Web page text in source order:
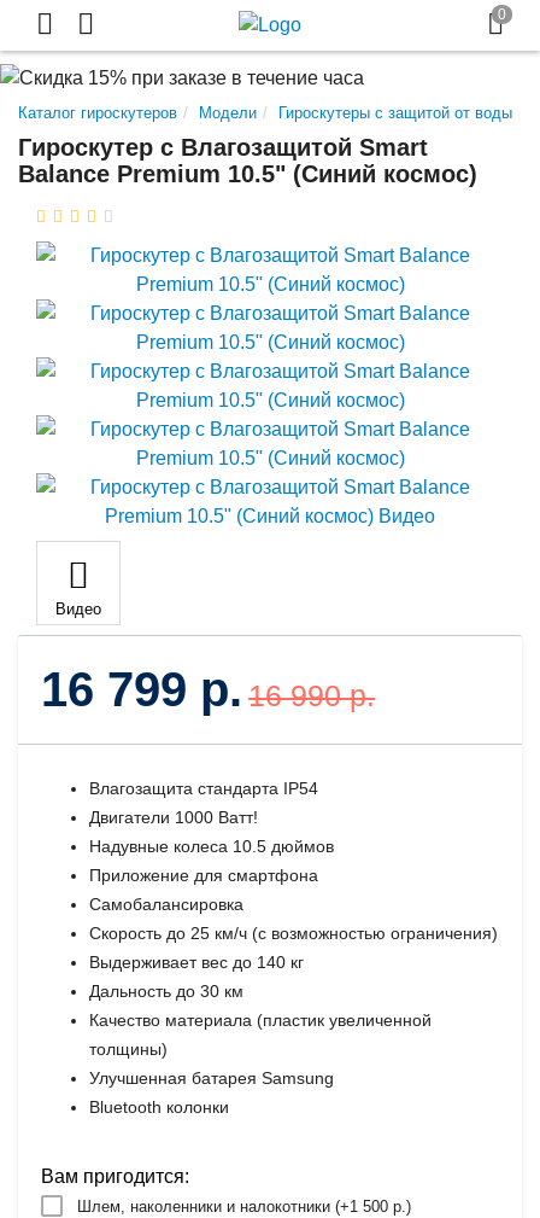
Каталог гироскутеров Модели Гироскутеры с защитой от воды
Гироскутер с Влагозащитой Smart
Balance Premium 10.5" (Синий космос)
Видео
16 799 р. 16 990 р.
Влагозащита стандарта IP54
Двигатели 1000 Ватт!
Надувные колеса 10.5 дюймов
Приложение для смартфона
Самобалансировка
Скорость до 25 км/ч (с возможностью ограничения)
Выдерживает вес до 140 кг
Дальность до 30 км
Качество материала (пластик увеличенной
толщины)
Улучшенная батарея Samsung
Bluetooth колонки
Вам пригодится:
Шлем, наколенники и налокотники (+1 500 р.)